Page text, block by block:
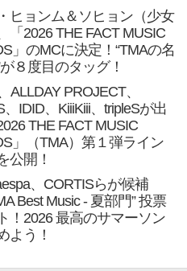
ヒョンム＆ソヒョン（少女
「2026 THE FACT MUSIC
」のMCに決定！“TMAの名
８度目のタッグ！
ALLDAY PROJECT、
、IDID、KiiiKiii、tripleSが出
THE FACT MUSIC
」（TMA）第１弾ライン
公開！
、CORTISらが候補
Best Music - 夏部門” 投票
！2026 最高のサマーソン
よう！